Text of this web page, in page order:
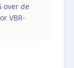
over de
VBR-